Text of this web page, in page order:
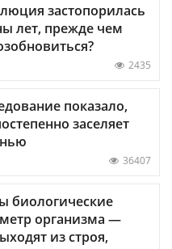
застопорилась
лет, прежде чем
2435
показало,
заселяет
36407
биологические
организма —
из строя,